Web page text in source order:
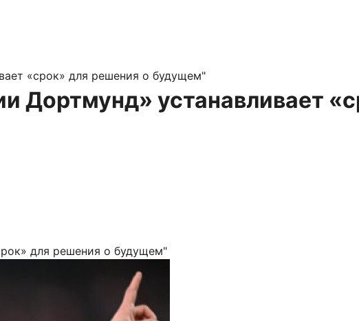
«срок» для решения о будущем"
Дортмунд» устанавливает
для решения о будущем"